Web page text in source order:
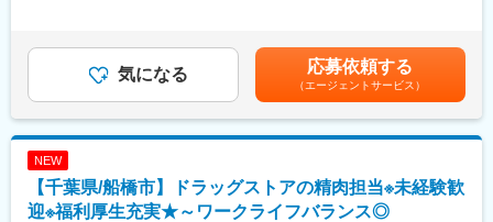
■評価制度：
当社は職務給制度となっており、年功序列での評価ではなく、店
価となります。
■ライフステージに合わせて選べる働き方：
の中核を担うチーフ候補を募集します。全国での店舗展開を加速
しているため、ポストも増加しており、キャリア志向の方に最適
なタイミングです。
す。将来的には複数店舗を統括するSVや本部職へのキャリアアッ
プも可能です。
覚書を交わし、実績に基づいて残業代を支払います。賃金はあく
までも目安の金額であり、選考を通じて上下する可能性がありま
す。月給(月額)は固定手当を含めた表記です。
気になる 応募依頼する
（エージェントサービス）
NEW
【千葉県/船橋市】ドラッグストアの精肉担当※未経験歓
迎※福利厚生充実★～ワークライフバランス◎